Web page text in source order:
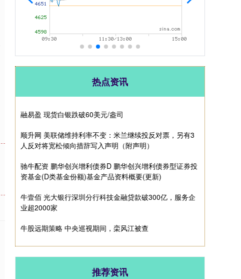
热点资讯
融易盈 现货白银跌破60美元/盎司
顺升网 美联储维持利率不变：米兰继续投反对票，另有3
人反对将宽松倾向措辞写入声明（附声明）
驰牛配资 鹏华创兴增利债券D 鹏华创兴增利债券型证券投
资基金(D类基金份额)基金产品资料概要(更新)
牛壹佰 光大银行深圳分行科技金融贷款破300亿，服务企
业超2000家
牛股远期策略 中央巡视期间，栾风江被查
推荐资讯